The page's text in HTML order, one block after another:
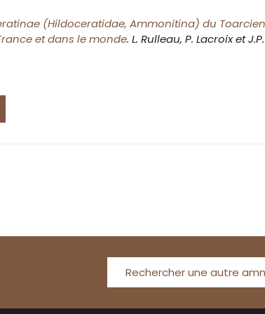
(Hildoceratidae, Ammonitina) du Toarcien
et dans le monde. L. Rulleau, P. Lacroix et
Rechercher une autre